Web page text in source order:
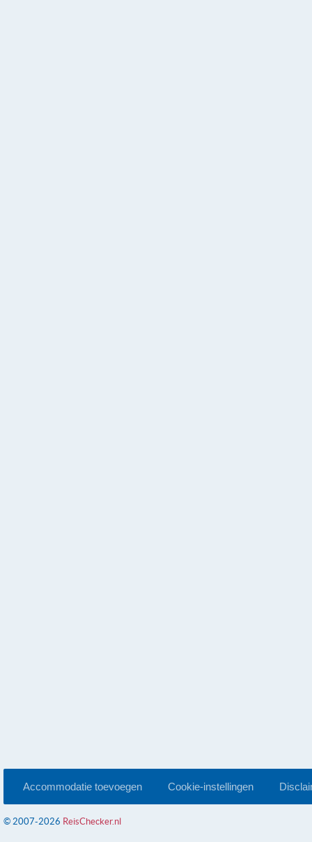
Accommodatie toevoegen Cookie-instellingen
© 2007-2026 ReisChecker.nl